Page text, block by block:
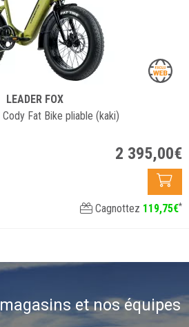
LEADER FOX
Fat Bike pliable (kaki)
2 395,00€
Cagnottez 119,75€*
et nos équipes